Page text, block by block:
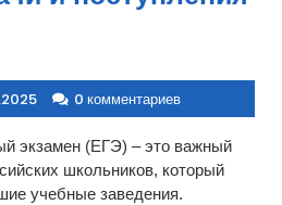
0 комментариев
экзамен (ЕГЭ) – это важный
школьников, который
учебные заведения.